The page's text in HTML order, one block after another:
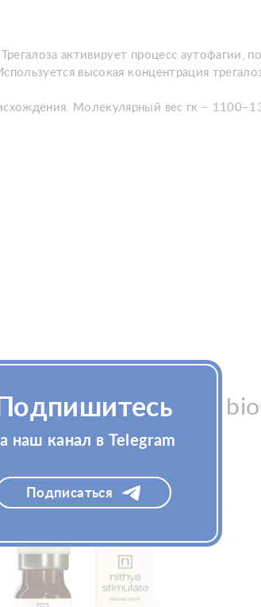
активирует процесс аутофагии,
высокая концентрация
Молекулярный вес гк –
интрадермальный
также купили
Подпишитесь
наш канал в Telegram
Подписаться